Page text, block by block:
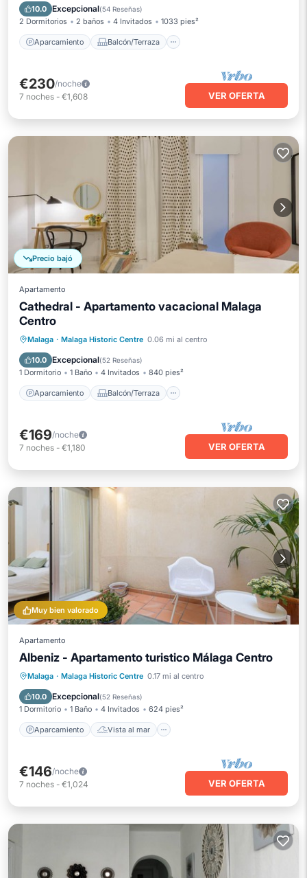
10.0 Excepcional(54 Reseñas)
2 Dormitorios 2 baños 4 Invitados 1033 pies²
Aparcamiento Balcón/Terraza
Cocina
Aire acondicionado
€230/noche
7 noches - €1,608 VER OFERTA
Precio bajó
Apartamento
Cathedral - Apartamento vacacional Malaga
Centro
Malaga · Malaga Historic Centre 0.06 mi al centro
10.0 Excepcional(52 Reseñas)
1 Dormitorio 1 Baño 4 Invitados 840 pies²
Aparcamiento Balcón/Terraza
Aparcamiento
Balcón/Terraza
Cocina
Aire acondicionado
€169/noche
7 noches - €1,180 VER OFERTA
Muy bien valorado
Apartamento
Albeniz - Apartamento turistico Málaga Centro
Malaga · Malaga Historic Centre 0.17 mi al centro
10.0 Excepcional(52 Reseñas)
1 Dormitorio 1 Baño 4 Invitados 624 pies²
Aparcamiento Vista al mar
Aparcamiento
Vista al mar
Balcón/Terraza
€146/noche
7 noches - €1,024 VER OFERTA